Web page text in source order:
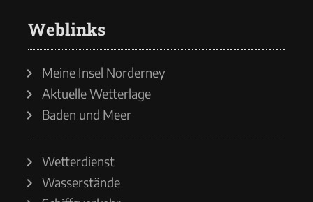
Weblinks
Meine Insel Norderney
Aktuelle Wetterlage
Baden und Meer
Wetterdienst
Wasserstände